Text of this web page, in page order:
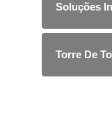
Soluções
Torre De